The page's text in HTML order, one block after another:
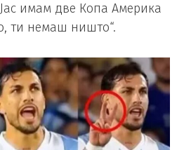
имам две Копа Америка
ти немаш ништо“.